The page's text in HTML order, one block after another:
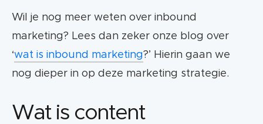
Wil je nog meer weten over inbound
marketing? Lees dan zeker onze blog over
‘wat is inbound marketing?’ Hierin gaan we
nog dieper in op deze marketing strategie.
Wat is content